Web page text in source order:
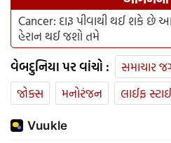
Cancer: દારૂ પીવાથી થઈ શકે છે
હેરાન થઈ જશો તમે
વેબદુનિયા પર વાંચો : સમાચાર
જોક્સ
મનોરંજન લાઈફ